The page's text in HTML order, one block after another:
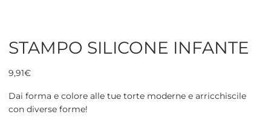
STAMPO SILICONE INFANTE
9,91€
Dai forma e colore alle tue torte moderne e arricchiscile
con diverse forme!